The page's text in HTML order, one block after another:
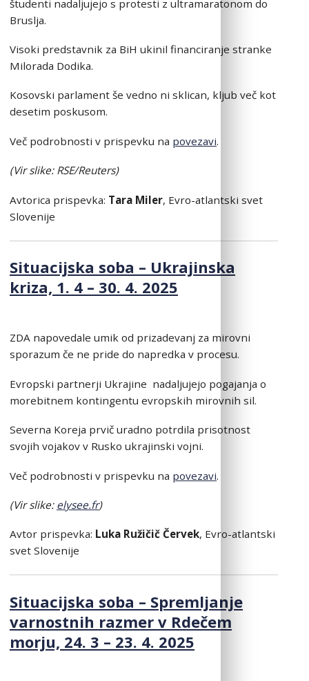
študenti nadaljujejo s protesti z ultramaratonom do
Bruslja.
Visoki predstavnik za BiH ukinil financiranje stranke
Milorada Dodika.
Kosovski parlament še vedno ni sklican, kljub več kot
desetim poskusom.
Več podrobnosti v prispevku na povezavi.
(Vir slike: RSE/Reuters)
Avtorica prispevka: Tara Miler, Evro-atlantski svet
Slovenije
Situacijska soba – Ukrajinska
kriza, 1. 4 – 30. 4. 2025
ZDA napovedale umik od prizadevanj za mirovni
sporazum če ne pride do napredka v procesu.
Evropski partnerji Ukrajine nadaljujejo pogajanja o
morebitnem kontingentu evropskih mirovnih sil.
Severna Koreja prvič uradno potrdila prisotnost
svojih vojakov v Rusko ukrajinski vojni.
Več podrobnosti v prispevku na povezavi.
(Vir slike: elysee.fr)
Avtor prispevka: Luka Ružičič Červek, Evro-atlantski
svet Slovenije
Situacijska soba – Spremljanje
varnostnih razmer v Rdečem
morju, 24. 3 – 23. 4. 2025